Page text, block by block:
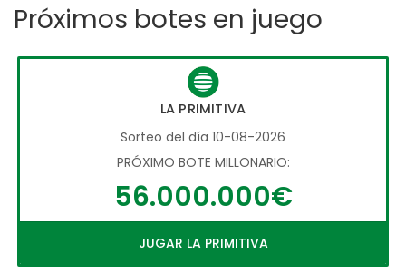
Próximos botes en juego
LA PRIMITIVA
Sorteo del día 10-08-2026
PRÓXIMO BOTE MILLONARIO:
56.000.000€
JUGAR LA PRIMITIVA